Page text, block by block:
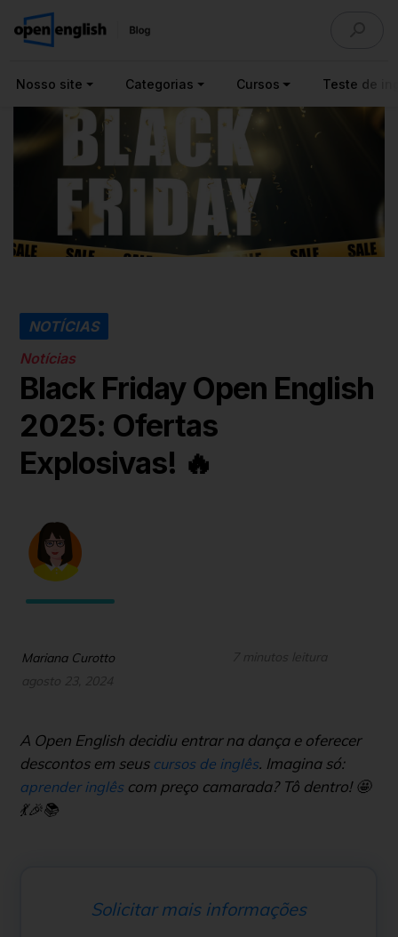
Nosso site Categorias Cursos Teste de
NOTÍCIAS
Notícias
Black Friday Open English
2025: Ofertas
Explosivas! 🔥
Mariana Curotto
agosto 23, 2024
7 minutos leitura
A Open English decidiu entrar na dança e oferecer
descontos em seuscursos de inglês. Imagina só:
aprender inglês com preço camarada? Tô dentro! 🤩
💃🎉📚
Solicitar mais informações